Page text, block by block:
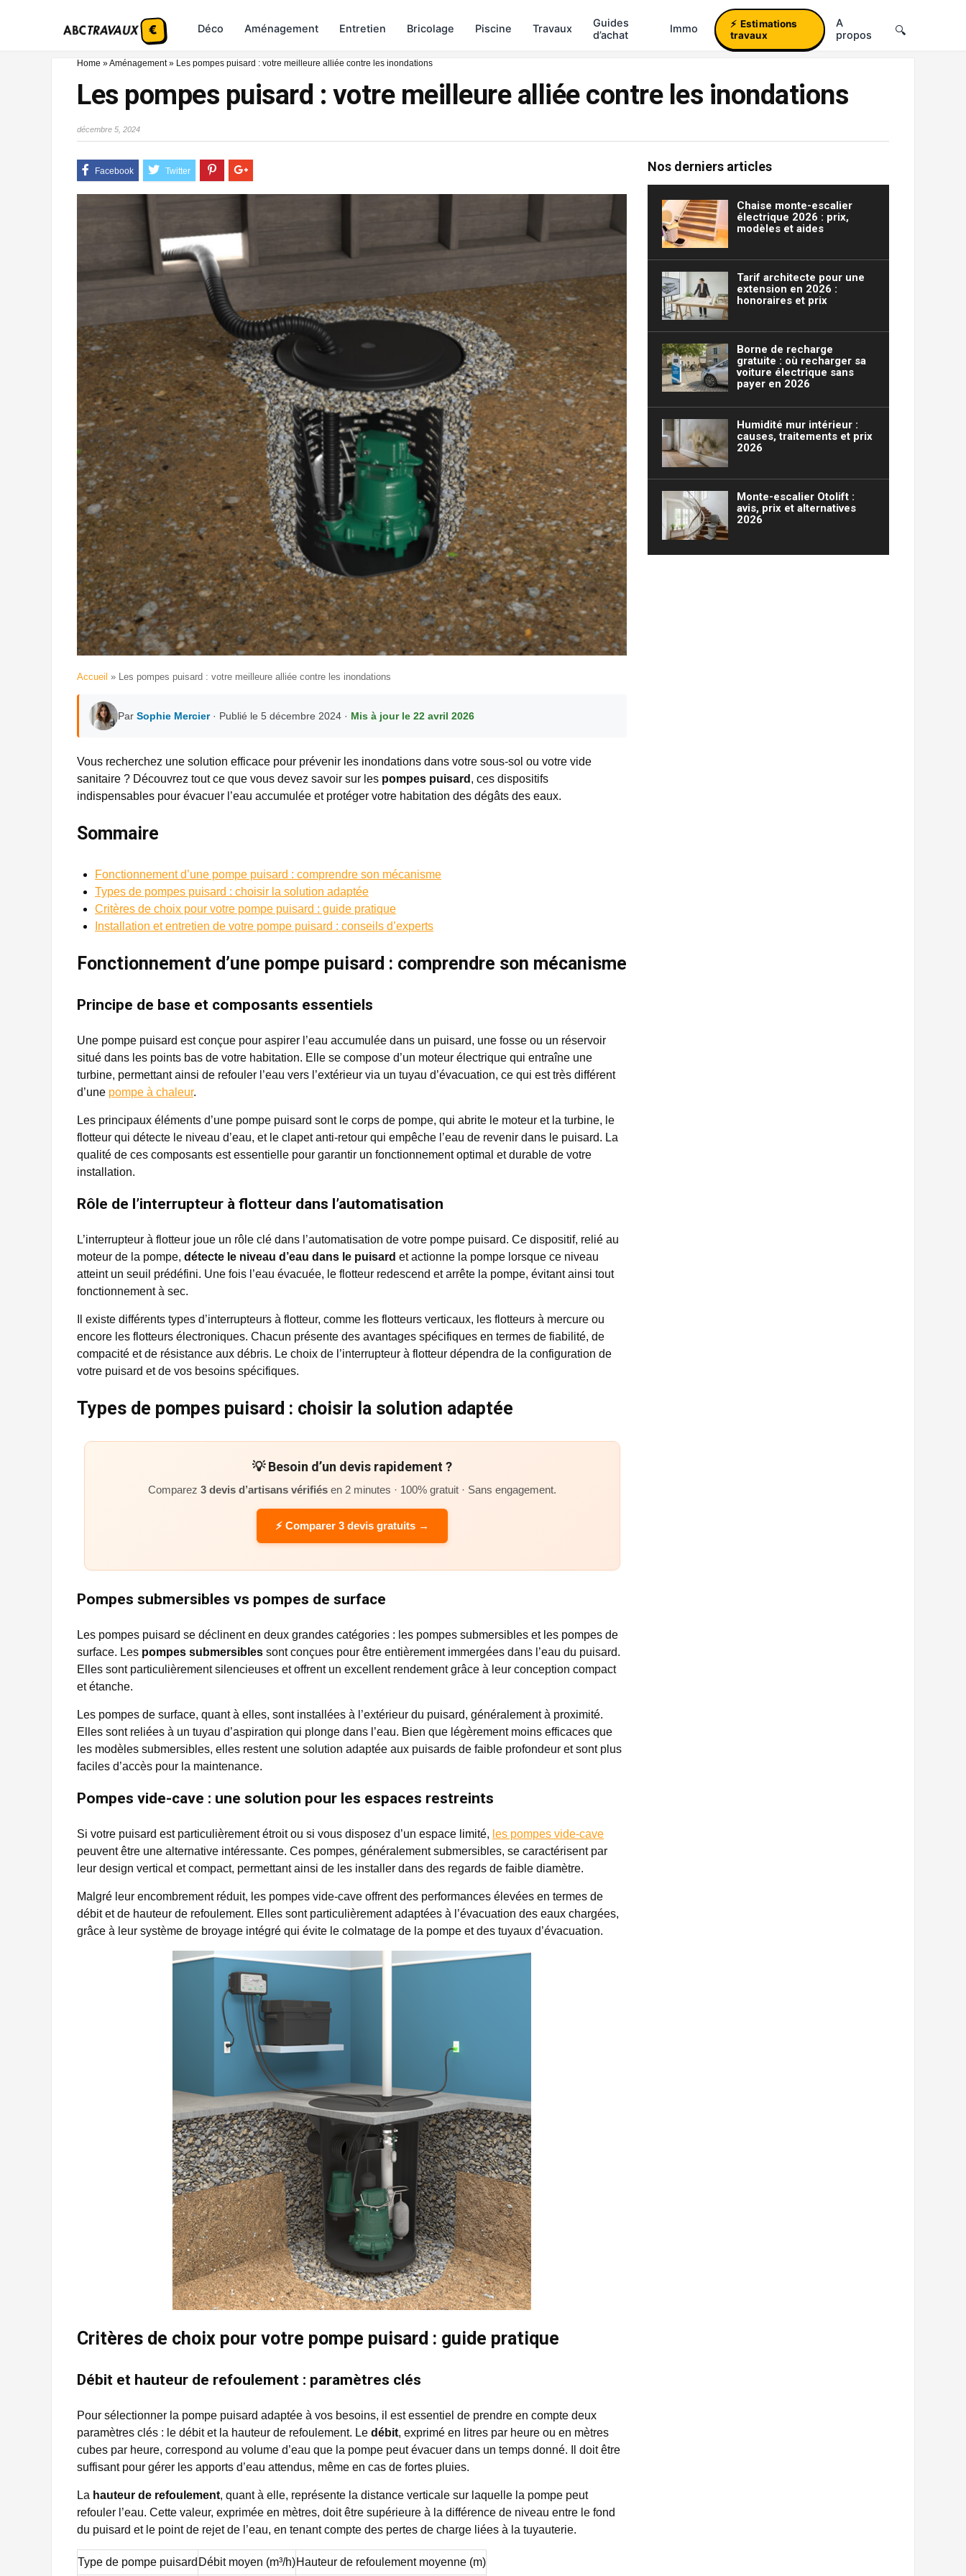
Déco Aménagement Entretien Bricolage Piscine Travaux
Guides
d’achat
Immo
Estimations
travaux
A
propos
Home »Aménagement» Les pompes puisard : votre meilleure alliée contre les inondations
Les pompes puisard : votre meilleure alliée contre les inondations
décembre 5, 2024
Accueil » Les pompes puisard : votre meilleure alliée contre les inondations
Par Sophie Mercier· Publié le 5 décembre 2024 · Mis à jour le 22 avril 2026
Vous recherchez une solution efficace pour prévenir les inondations dans votre sous-sol ou votre vide
sanitaire ? Découvrez tout ce que vous devez savoir sur les pompes puisard , ces dispositifs
indispensables pour évacuer l’eau accumulée et protéger votre habitation des dégâts des eaux.
Sommaire
Fonctionnement d’une pompe puisard : comprendre son mécanisme
Types de pompes puisard : choisir la solution adaptée
Critères de choix pour votre pompe puisard : guide pratique
Installation et entretien de votre pompe puisard : conseils d’experts
Fonctionnement d’une pompe puisard : comprendre son mécanisme
Principe de base et composants essentiels
Une pompe puisard est conçue pour aspirer l’eau accumulée dans un puisard, une fosse ou un réservoir
situé dans les points bas de votre habitation. Elle se compose d’un moteur électrique qui entraîne une
turbine, permettant ainsi de refouler l’eau vers l’extérieur via un tuyau d’évacuation, ce qui est très différent
d’une pompe à chaleur.
Les principaux éléments d’une pompe puisard sont le corps de pompe, qui abrite le moteur et la turbine, le
flotteur qui détecte le niveau d’eau, et le clapet anti-retour qui empêche l’eau de revenir dans le puisard. La
qualité de ces composants est essentielle pour garantir un fonctionnement optimal et durable de votre
installation.
Rôle de l’interrupteur à flotteur dans l’automatisation
L’interrupteur à flotteur joue un rôle clé dans l’automatisation de votre pompe puisard. Ce dispositif, relié au
moteur de la pompe, détecte le niveau d’eau dans le puisard et actionne la pompe lorsque ce niveau
atteint un seuil prédéfini. Une fois l’eau évacuée, le flotteur redescend et arrête la pompe, évitant ainsi tout
fonctionnement à sec.
Il existe différents types d’interrupteurs à flotteur, comme les flotteurs verticaux, les flotteurs à mercure ou
encore les flotteurs électroniques. Chacun présente des avantages spécifiques en termes de fiabilité, de
compacité et de résistance aux débris. Le choix de l’interrupteur à flotteur dépendra de la configuration de
votre puisard et de vos besoins spécifiques.
Types de pompes puisard : choisir la solution adaptée
💡 Besoin d’un devis rapidement ?
Comparez 3 devis d’artisans vérifiésen 2 minutes · 100% gratuit · Sans engagement.
⚡ Comparer 3 devis gratuits →
Pompes submersibles vs pompes de surface
Les pompes puisard se déclinent en deux grandes catégories : les pompes submersibles et les pompes de
surface. Les pompes submersibles sont conçues pour être entièrement immergées dans l’eau du puisard.
Elles sont particulièrement silencieuses et offrent un excellent rendement grâce à leur conception compact
et étanche.
Les pompes de surface, quant à elles, sont installées à l’extérieur du puisard, généralement à proximité.
Elles sont reliées à un tuyau d’aspiration qui plonge dans l’eau. Bien que légèrement moins efficaces que
les modèles submersibles, elles restent une solution adaptée aux puisards de faible profondeur et sont plus
faciles d’accès pour la maintenance.
Pompes vide-cave : une solution pour les espaces restreints
Si votre puisard est particulièrement étroit ou si vous disposez d’un espace limité, les pompes vide-cave
peuvent être une alternative intéressante. Ces pompes, généralement submersibles, se caractérisent par
leur design vertical et compact, permettant ainsi de les installer dans des regards de faible diamètre.
Malgré leur encombrement réduit, les pompes vide-cave offrent des performances élevées en termes de
débit et de hauteur de refoulement. Elles sont particulièrement adaptées à l’évacuation des eaux chargées,
grâce à leur système de broyage intégré qui évite le colmatage de la pompe et des tuyaux d’évacuation.
Critères de choix pour votre pompe puisard : guide pratique
Débit et hauteur de refoulement : paramètres clés
Pour sélectionner la pompe puisard adaptée à vos besoins, il est essentiel de prendre en compte deux
paramètres clés : le débit et la hauteur de refoulement. Le débit, exprimé en litres par heure ou en mètres
cubes par heure, correspond au volume d’eau que la pompe peut évacuer dans un temps donné. Il doit être
suffisant pour gérer les apports d’eau attendus, même en cas de fortes pluies.
La hauteur de refoulement, quant à elle, représente la distance verticale sur laquelle la pompe peut
refouler l’eau. Cette valeur, exprimée en mètres, doit être supérieure à la différence de niveau entre le fond
du puisard et le point de rejet de l’eau, en tenant compte des pertes de charge liées à la tuyauterie.
Type de pompe puisard Débit moyen (m³/h)Hauteur de refoulement moyenne (m)
Nos derniers articles
Chaise monte-escalier
électrique 2026 : prix,
modèles et aides
Tarif architecte pour une
extension en 2026 :
honoraires et prix
Borne de recharge
gratuite : où recharger sa
voiture électrique sans
payer en 2026
Humidité mur intérieur :
causes, traitements et prix
2026
Monte-escalier Otolift :
avis, prix et alternatives
2026